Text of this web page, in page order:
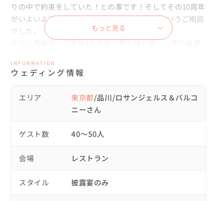
りの中で約束をしていた！との事です！そしてその10周年
がいよいよ近づいてきたので、企画をしたいというご相談
でした。
本当に素敵で、ご家族4人の絆と愛を強く感じ、絶対希望
した。
ストの方との距離も近く料理も美味しくて・・・すべての
条件がピッタリだったのが品川のロサンジェルス＆バルコ
してくださり、親身になって準備のお手伝いをしてくださ
パーティ入場は長男の大好きなウルトラマンのテーマソン
もっと見る
INFORMATION
ウェディング情報
エリア 東京都/品川/ロサンジェルス＆バルコ
ニーさん
ゲスト数 40〜50人
会場 レストラン
スタイル 披露宴のみ